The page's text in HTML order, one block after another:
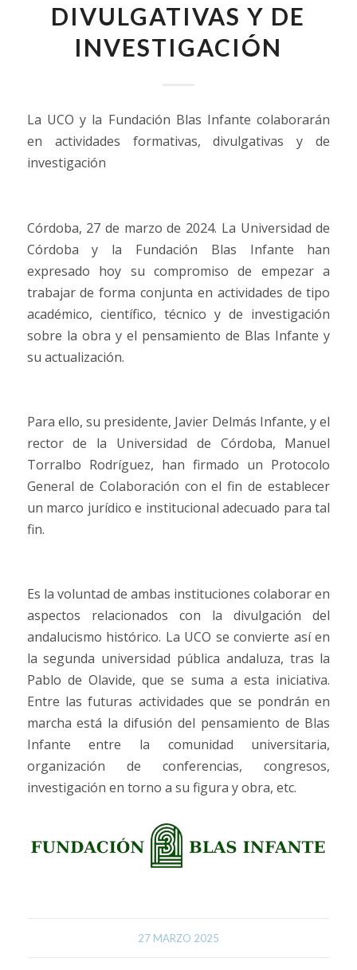
DIVULGATIVAS Y DE
INVESTIGACIÓN
La UCO y la Fundación Blas Infante colaborarán
en actividades formativas, divulgativas y de
investigación
Córdoba, 27 de marzo de 2024. La Universidad de
Córdoba y la Fundación Blas Infante han
expresado hoy su compromiso de empezar a
trabajar de forma conjunta en actividades de tipo
académico, científico, técnico y de investigación
sobre la obra y el pensamiento de Blas Infante y
su actualización.
Para ello, su presidente, Javier Delmás Infante, y el
rector de la Universidad de Córdoba, Manuel
Torralbo Rodríguez, han firmado un Protocolo
General de Colaboración con el fin de establecer
un marco jurídico e institucional adecuado para tal
fin.
Es la voluntad de ambas instituciones colaborar en
aspectos relacionados con la divulgación del
andalucismo histórico. La UCO se convierte así en
la segunda universidad pública andaluza, tras la
Pablo de Olavide, que se suma a esta iniciativa.
Entre las futuras actividades que se pondrán en
marcha está la difusión del pensamiento de Blas
Infante entre la comunidad universitaria,
organización de conferencias, congresos,
investigación en torno a su figura y obra, etc.
27 MARZO 2025